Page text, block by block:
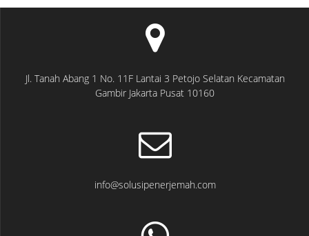
Jl. Tanah Abang 1 No. 11F Lantai 3 Petojo Selatan Kecamatan
Gambir Jakarta Pusat 10160
info@solusipenerjemah.com